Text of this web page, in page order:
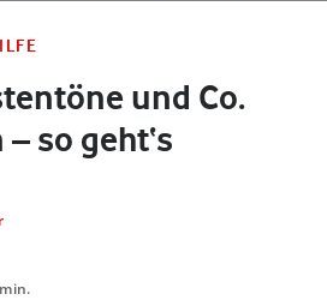
und Co.
so geht‘s